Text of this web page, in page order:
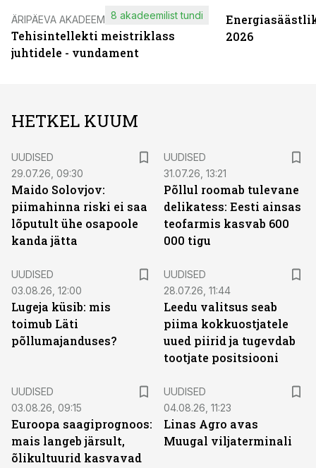
ÄRIPÄEVA AKADEEMIA
Tehisintellekti meistriklass
juhtidele - vundament
8 akadeemilist tundi
2026
HETKEL KUUM
UUDISED
29.07.26, 09:30
Maido Solovjov:
piimahinna riski ei saa
lõputult ühe osapoole
kanda jätta
UUDISED
31.07.26, 13:21
Põllul roomab tulevane
delikatess: Eesti ainsas
teofarmis kasvab 600
000 tigu
UUDISED
03.08.26, 12:00
Lugeja küsib: mis
toimub Läti
põllumajanduses?
UUDISED
28.07.26, 11:44
Leedu valitsus seab
piima kokkuostjatele
uued piirid ja tugevdab
tootjate positsiooni
UUDISED
03.08.26, 09:15
Euroopa saagiprognoos:
mais langeb järsult,
õlikultuurid kasvavad
UUDISED
04.08.26, 11:23
Linas Agro avas
Muugal viljaterminali